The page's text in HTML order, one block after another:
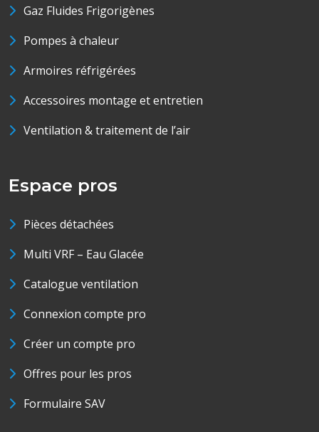
Gaz Fluides Frigorigènes
Pompes à chaleur
Armoires réfrigérées
Accessoires montage et entretien
Ventilation & traitement de l’air
Espace pros
Pièces détachées
Multi VRF – Eau Glacée
Catalogue ventilation
Connexion compte pro
Créer un compte pro
Offres pour les pros
Formulaire SAV